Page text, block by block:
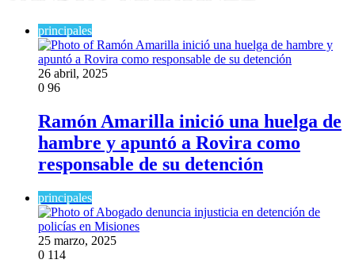
principales
26 abril, 2025
0 96
Ramón Amarilla inició una huelga de
hambre y apuntó a Rovira como
responsable de su detención
principales
25 marzo, 2025
0 114